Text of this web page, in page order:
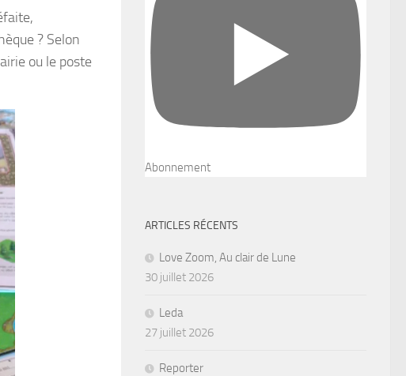
? Selon
ou le poste
Abonnement
ARTICLES RÉCENTS
Love Zoom, Au clair de Lune
30 juillet 2026
Leda
27 juillet 2026
Reporter